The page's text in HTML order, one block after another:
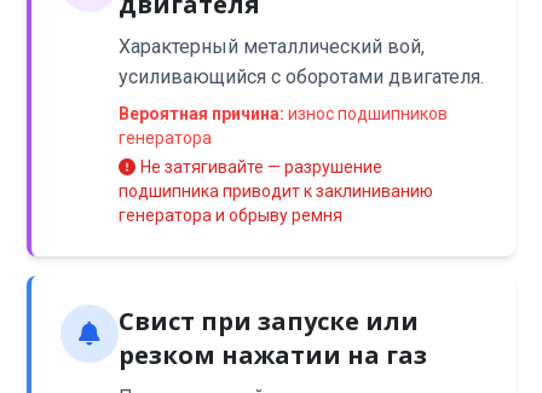
Характерный металлический вой,
усиливающийся с оборотами двигателя.
Вероятная причина: износ подшипников
генератора
Не затягивайте — разрушение
подшипника приводит к заклиниванию
генератора и обрыву ремня
Свист при запуске или
резком нажатии на газ